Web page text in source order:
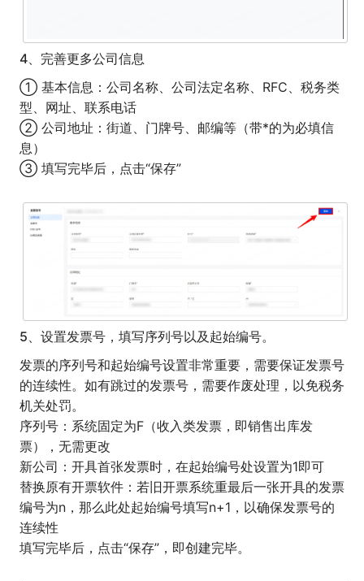
4、完善更多公司信息
① 基本信息：公司名称、公司法定名称、RFC、税务类
型、网址、联系电话
② 公司地址：街道、门牌号、邮编等（带*的为必填信
息）
③ 填写完毕后，点击“保存”
5、设置发票号，填写序列号以及起始编号。
发票的序列号和起始编号设置非常重要，需要保证发票号
的连续性。如有跳过的发票号，需要作废处理，以免税务
机关处罚。
序列号：系统固定为F（收入类发票，即销售出库发
票），无需更改
新公司：开具首张发票时，在起始编号处设置为1即可
替换原有开票软件：若旧开票系统重最后一张开具的发票
编号为n，那么此处起始编号填写n+1，以确保发票号的
连续性
填写完毕后，点击“保存”，即创建完毕。